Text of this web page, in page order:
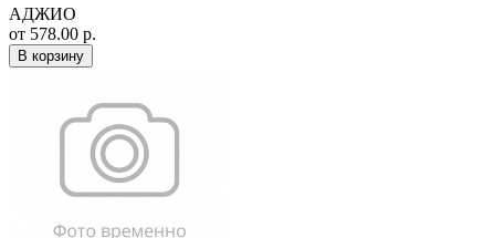
АДЖИО
от 578.00 р.
В корзину